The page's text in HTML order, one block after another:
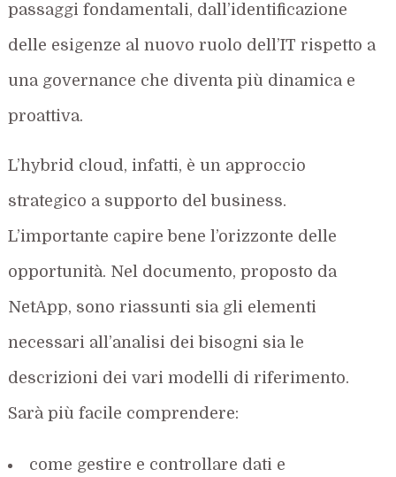
passaggi fondamentali, dall’identificazione
delle esigenze al nuovo ruolo dell’IT rispetto a
una governance che diventa più dinamica e
proattiva.
L’hybrid cloud, infatti, è un approccio
strategico a supporto del business.
L’importante capire bene l’orizzonte delle
opportunità. Nel documento, proposto da
NetApp, sono riassunti sia gli elementi
necessari all’analisi dei bisogni sia le
descrizioni dei vari modelli di riferimento.
Sarà più facile comprendere:
come gestire e controllare dati e